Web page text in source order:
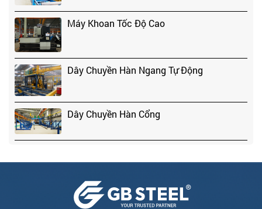
Máy Khoan Tốc Độ Cao
Dây Chuyền Hàn Ngang Tự Động
Dây Chuyền Hàn Cổng
Máy Cắt Plasma